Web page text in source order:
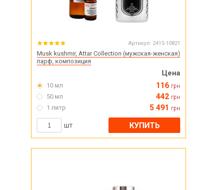
Артикул: 2415-10821
Musk kushmir, Attar Collection (мужская-женская)
парф, композиция
Цена
10 мл 116 грн
50 мл 442 грн
1 литр 5 491 грн
шт КУПИТЬ